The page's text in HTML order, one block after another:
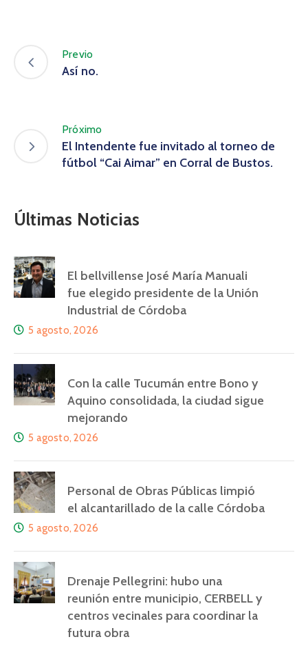
Previo
Así no.
Próximo
El Intendente fue invitado al torneo de
fútbol “Cai Aimar” en Corral de Bustos.
Últimas Noticias
El bellvillense José María Manuali
fue elegido presidente de la Unión
Industrial de Córdoba
5 agosto, 2026
Con la calle Tucumán entre Bono y
Aquino consolidada, la ciudad sigue
mejorando
5 agosto, 2026
Personal de Obras Públicas limpió
el alcantarillado de la calle Córdoba
5 agosto, 2026
Drenaje Pellegrini: hubo una
reunión entre municipio, CERBELL y
centros vecinales para coordinar la
futura obra